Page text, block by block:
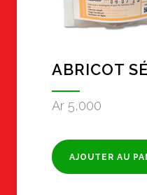
ABRICOT
Ar 5,000
AJOUTER AU